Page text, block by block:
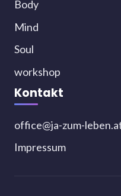
Body
Mind
Soul
workshop
Kontakt
office@ja-zum-
Impressum